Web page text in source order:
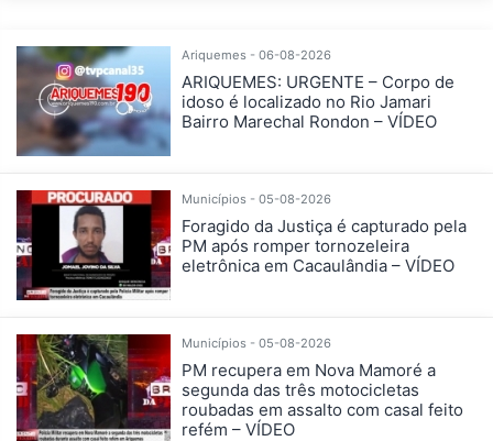
Ariquemes - 06-08-2026
ARIQUEMES: URGENTE – Corpo de
idoso é localizado no Rio Jamari
Bairro Marechal Rondon – VÍDEO
Municípios - 05-08-2026
Foragido da Justiça é capturado pela
PM após romper tornozeleira
eletrônica em Cacaulândia – VÍDEO
Municípios - 05-08-2026
PM recupera em Nova Mamoré a
segunda das três motocicletas
roubadas em assalto com casal feito
refém – VÍDEO